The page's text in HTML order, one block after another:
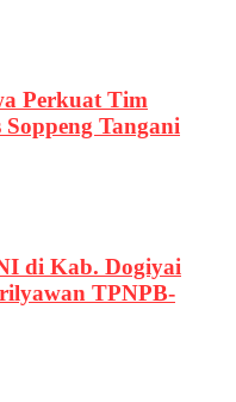
Perkuat Tim
Tangani
di Kab. Dogiyai
TPNPB-